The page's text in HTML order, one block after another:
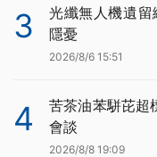
3
光纖無人機遺
隱憂
2026/8/6 15:51
4
苦茶油苯駢芘超
會談
2026/8/8 19:09